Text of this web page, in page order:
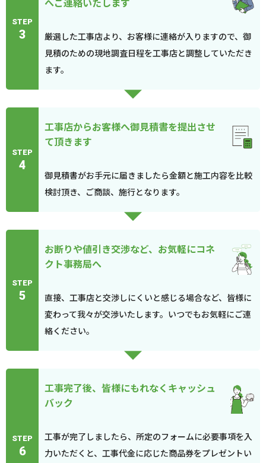
STEP
3
厳選した工事店より、お客様に連絡が入りますので、御
見積のための現地調査日程を工事店と調整していただき
ます。
STEP
4
工事店からお客様へ御見積書を提出させ
て頂きます
御見積書がお手元に届きましたら金額と施工内容を比較
検討頂き、ご商談、施行となります。
STEP
5
お断りや値引き交渉など、お気軽にコネ
クト事務局へ
直接、工事店と交渉しにくいと感じる場合など、皆様に
変わって我々が交渉いたします。いつでもお気軽にご連
絡ください。
STEP
6
工事完了後、皆様にもれなくキャッシュ
バック
工事が完了しましたら、所定のフォームに必要事項を入
力いただくと、工事代金に応じた商品券をプレゼントい